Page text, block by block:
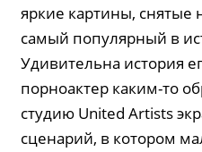
яркие картины, снятые
самый популярный в
Удивительна история
порноактер каким-то
студию United Artists
сценарий, в котором